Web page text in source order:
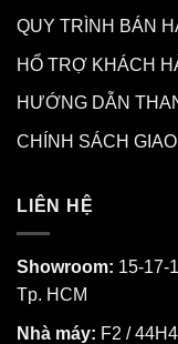
QUY TRÌNH BÁN
HỔ TRỢ KHÁCH
HƯỚNG DẪN
CHÍNH SÁCH
LIÊN HỆ
Showroom: 15-17-
Tp. HCM
Nhà máy: F2 /